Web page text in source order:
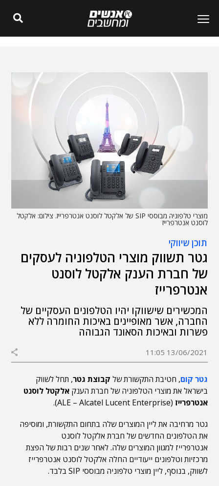
מוצרי טלפוניה מבוססי SIP של אלקטל לוסנט אנטרפרייז. צילום: אלקטל
לוסנט אנטרפרייז
תוכן שיווקי
גטר תשווק מוצרי הטלפוניה לעסקים
של חברת הענק אלקטל לוסנט
אנטרפרייז
המכשירים שישווקו יהיו הטלפונים העסקיים של
החברה, אשר מאופיינים באיכות החומרה ללא
פשרות ובאיכות הסאונד הגבוהה
13/06/2021 11:05
גטר קום, חטיבת התקשורת של קבוצת גטר, תחל לשווק
בישראל את מוצרי הטלפוניה של חברת הענק אלקטל לוסנט
אנטרפרייז (ALE – Alcatel Lucent Enterprise).
גטר מרחיבה את ליין המוצרים שלה בתחום התקשורת, ומוסיפה
את הטלפונים החדשים של חברת אלקטל לוסנט
אנטרפרייז למגוון המוצרים שלה. לאחר שנים רבות של הפצת
מרכזיות וטלפונים ייעודיים החלה אלקטל לוסנט אנטרפרייז
לשווק, בנוסף, ליין מוצרי טלפוניה מבוססי SIP בלבד.